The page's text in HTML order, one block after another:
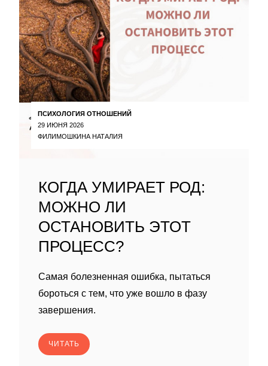
ПСИХОЛОГИЯ ОТНОШЕНИЙ
29 ИЮНЯ 2026
ФИЛИМОШКИНА НАТАЛИЯ
КОГДА УМИРАЕТ РОД:
МОЖНО ЛИ
ОСТАНОВИТЬ ЭТОТ
ПРОЦЕСС?
Самая болезненная ошибка, пытаться
бороться с тем, что уже вошло в фазу
завершения.
ЧИТАТЬ